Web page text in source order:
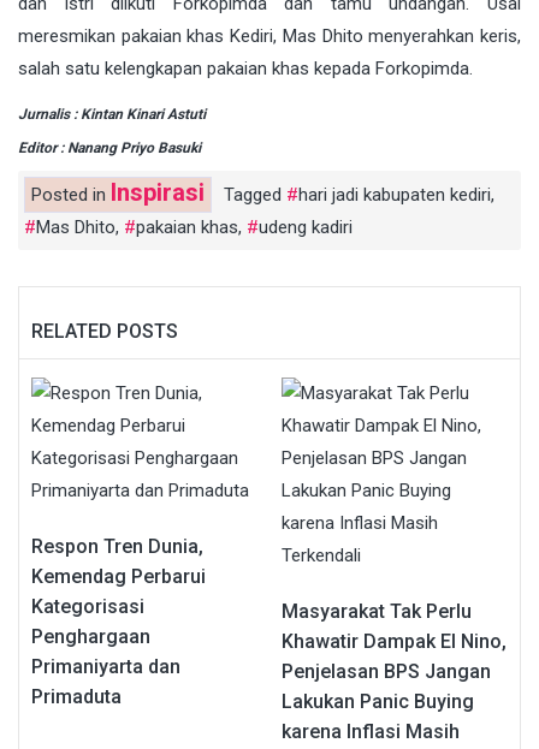
meresmikan pakaian khas Kediri, Mas Dhito menyerahkan keris,
salah satu kelengkapan pakaian khas kepada Forkopimda.
Jurnalis : Kintan Kinari Astuti
Editor : Nanang Priyo Basuki
Posted in Inspirasi Tagged hari jadi kabupaten kediri,
Mas Dhito, pakaian khas, udeng kadiri
RELATED POSTS
Respon Tren Dunia,
Kemendag Perbarui
Kategorisasi
Penghargaan
Primaniyarta dan
Primaduta
Masyarakat Tak Perlu
Khawatir Dampak El Nino,
Penjelasan BPS Jangan
Lakukan Panic Buying
karena Inflasi Masih